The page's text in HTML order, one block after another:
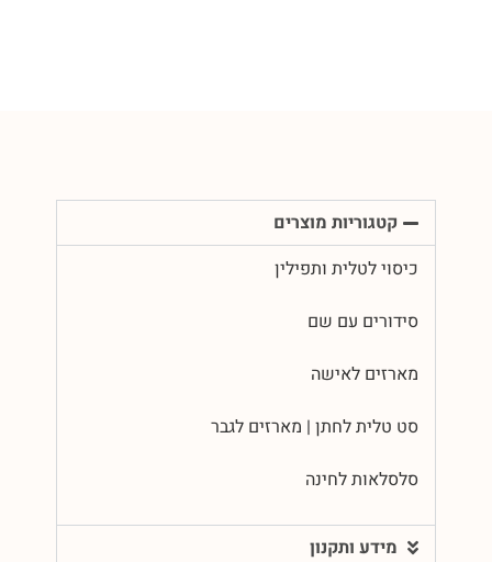
קטגוריות מוצרים
כיסוי לטלית ותפילין
סידורים עם שם
מארזים לאישה
סט טלית לחתן | מארזים לגבר
סלסלאות לחינה
מידע ותקנון